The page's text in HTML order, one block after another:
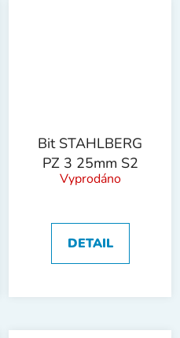
Bit STAHLBERG
PZ 3 25mm S2
Vyprodáno
DETAIL